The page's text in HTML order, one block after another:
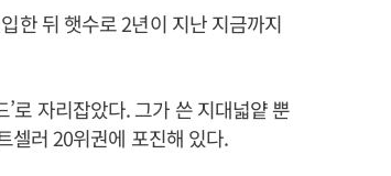
한 뒤 햇수로 2년이 지난 지금까지
로 자리잡았다. 그가 쓴 지대넓얕 뿐
셀러 20위권에 포진해 있다.